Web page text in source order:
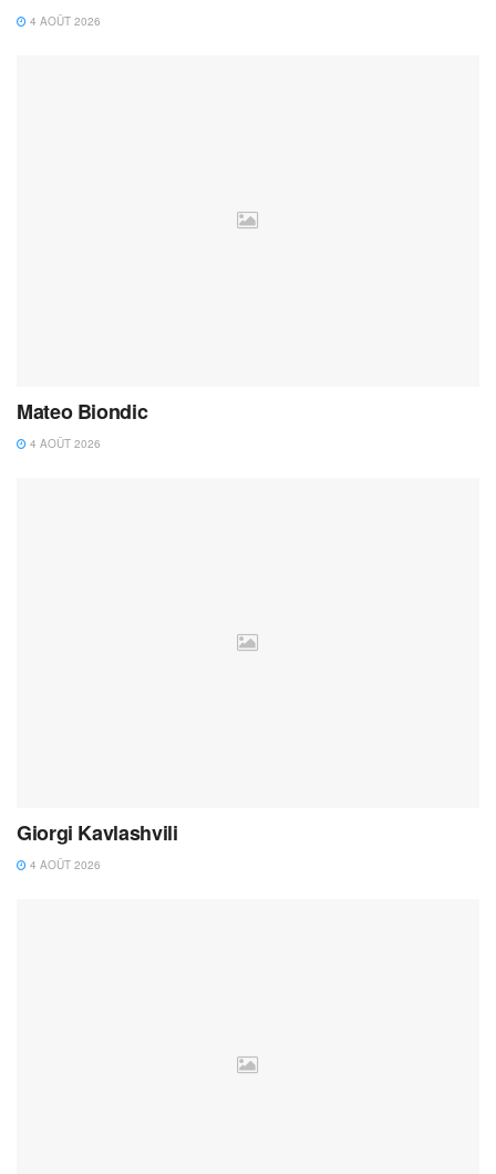
4 AOÛT 2026
Mateo Biondic
4 AOÛT 2026
Giorgi Kavlashvili
4 AOÛT 2026